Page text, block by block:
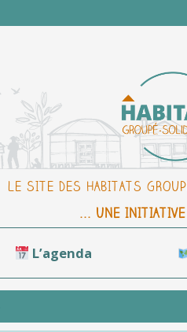
LE SITE DES HABITATS
... UNE INITIATIVE
L’agenda